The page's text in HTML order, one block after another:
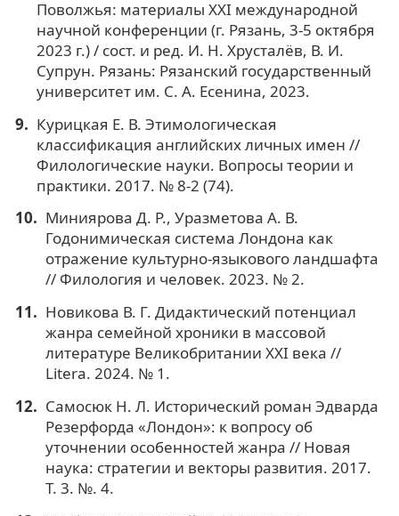
Поволжья: материалы XXI международной
научной конференции (г. Рязань, 3-5 октября
2023 г.) / сост. и ред. И. Н. Хрусталёв, В. И.
Супрун. Рязань: Рязанский государственный
университет им. С. А. Есенина, 2023.
Курицкая Е. В. Этимологическая
классификация английских личных имен //
Филологические науки. Вопросы теории и
практики. 2017. № 8-2 (74).
Миниярова Д. Р., Уразметова А. В.
Годонимическая система Лондона как
отражение культурно-языкового ландшафта
// Филология и человек. 2023. № 2.
Новикова В. Г. Дидактический потенциал
жанра семейной хроники в массовой
литературе Великобритании XXI века //
Litera. 2024. № 1.
Самосюк Н. Л. Исторический роман Эдварда
Резерфорда «Лондон»: к вопросу об
уточнении особенностей жанра // Новая
наука: стратегии и векторы развития. 2017.
Т. 3. №. 4.